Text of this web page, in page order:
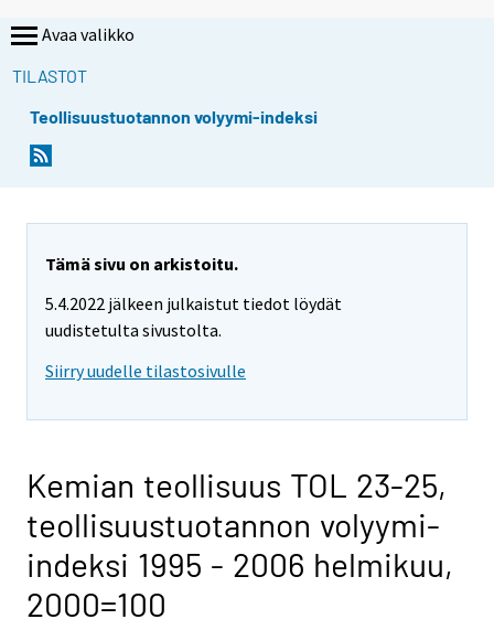
Avaa valikko
TILASTOT
Teollisuustuotannon volyymi-indeksi
Tämä sivu on arkistoitu.
5.4.2022 jälkeen julkaistut tiedot löydät
uudistetulta sivustolta.
Siirry uudelle tilastosivulle
Kemian teollisuus TOL 23-25,
teollisuustuotannon volyymi-
indeksi 1995 - 2006 helmikuu,
2000=100